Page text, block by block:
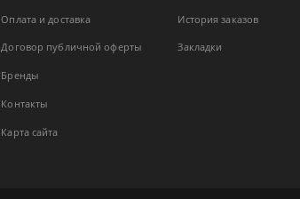
Оплата и доставка
Договор публичной оферты
Бренды
Контакты
Карта сайта
История заказов
Закладки